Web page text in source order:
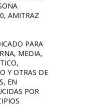
AMITRAZ
PARA
MEDIA,
Y OTRAS DE
EN
POR